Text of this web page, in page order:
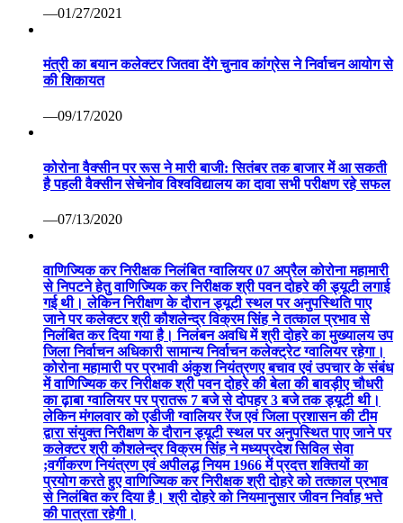
—01/27/2021
मंत्री का बयान कलेक्टर जितवा देंगे चुनाव कांग्रेस ने निर्वाचन आयोग से
की शिकायत
—09/17/2020
कोरोना वैक्सीन पर रूस ने मारी बाजी: सितंबर तक बाजार में आ सकती
है पहली वैक्सीन सेचेनोव विश्वविद्यालय का दावा सभी परीक्षण रहे सफल
—07/13/2020
वाणिज्यिक कर निरीक्षक निलंबित ग्वालियर 07 अप्रैल कोरोना महामारी
से निपटने हेतु वाणिज्यिक कर निरीक्षक श्री पवन दोहरे की ड्यूटी लगाई
गई थी। लेकिन निरीक्षण के दौरान ड्यूटी स्थल पर अनुपस्थिति पाए
जाने पर कलेक्टर श्री कौशलेन्द्र विक्रम सिंह ने तत्काल प्रभाव से
निलंबित कर दिया गया है। निलंबन अवधि में श्री दोहरे का मुख्यालय उप
जिला निर्वाचन अधिकारी सामान्य निर्वाचन कलेक्ट्रेट ग्वालियर रहेगा।
कोरोना महामारी पर प्रभावी अंकुश नियंत्रणए बचाव एवं उपचार के संबंध
में वाणिज्यिक कर निरीक्षक श्री पवन दोहरे की बेला की बावड़ीए चौधरी
का ढ़ाबा ग्वालियर पर प्रातरू 7 बजे से दोपहर 3 बजे तक ड्यूटी थी।
लेकिन मंगलवार को एडीजी ग्वालियर रेंज एवं जिला प्रशासन की टीम
द्वारा संयुक्त निरीक्षण के दौरान ड्यूटी स्थल पर अनुपस्थित पाए जाने पर
कलेक्टर श्री कौशलेन्द्र विक्रम सिंह ने मध्यप्रदेश सिविल सेवा
;वर्गीकरण नियंत्रण एवं अपीलद्ध नियम 1966 में प्रदत्त शक्तियों का
प्रयोग करते हुए वाणिज्यिक कर निरीक्षक श्री दोहरे को तत्काल प्रभाव
से निलंबित कर दिया है। श्री दोहरे को नियमानुसार जीवन निर्वाह भत्ते
की पात्रता रहेगी।